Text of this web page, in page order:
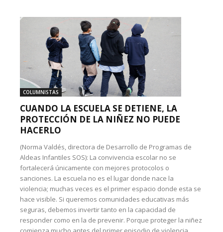
COLUMNISTAS
CUANDO LA ESCUELA SE DETIENE, LA
PROTECCIÓN DE LA NIÑEZ NO PUEDE
HACERLO
(Norma Valdés, directora de Desarrollo de Programas de
Aldeas Infantiles SOS): La convivencia escolar no se
fortalecerá únicamente con mejores protocolos o
sanciones. La escuela no es el lugar donde nace la
violencia; muchas veces es el primer espacio donde esta se
hace visible. Si queremos comunidades educativas más
seguras, debemos invertir tanto en la capacidad de
responder como en la de prevenir. Porque proteger la niñez